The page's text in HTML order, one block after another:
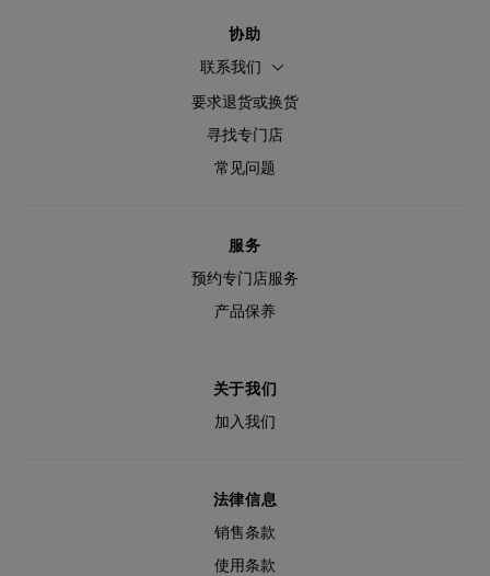
协助
联系我们
要求退货或换货
寻找专门店
常见问题
服务
预约专门店服务
产品保养
关于我们
加入我们
法律信息
销售条款
使用条款